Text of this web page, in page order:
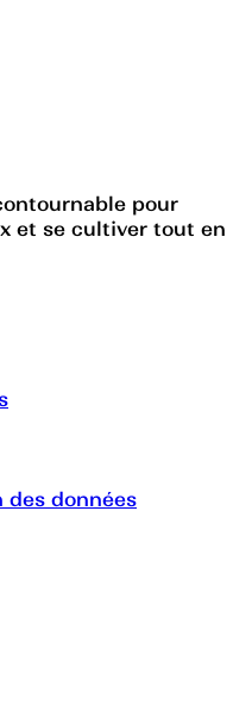
pour
et se cultiver tout en
données